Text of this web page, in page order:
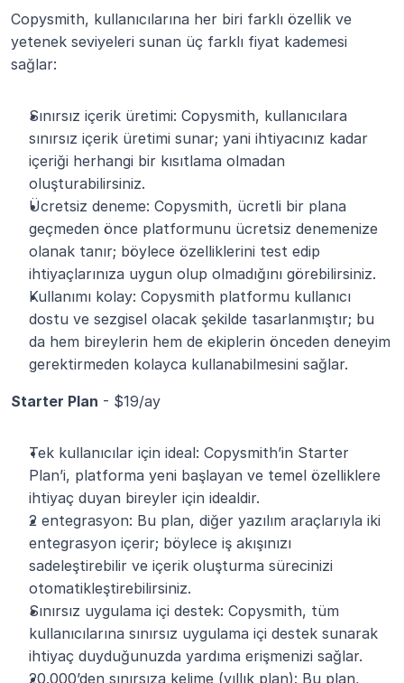
Copysmith, kullanıcılarına her biri farklı özellik ve
yetenek seviyeleri sunan üç farklı fiyat kademesi
sağlar:
Sınırsız içerik üretimi: Copysmith, kullanıcılara
sınırsız içerik üretimi sunar; yani ihtiyacınız kadar
içeriği herhangi bir kısıtlama olmadan
oluşturabilirsiniz.
Ücretsiz deneme: Copysmith, ücretli bir plana
geçmeden önce platformunu ücretsiz denemenize
olanak tanır; böylece özelliklerini test edip
ihtiyaçlarınıza uygun olup olmadığını görebilirsiniz.
Kullanımı kolay: Copysmith platformu kullanıcı
dostu ve sezgisel olacak şekilde tasarlanmıştır; bu
da hem bireylerin hem de ekiplerin önceden deneyim
gerektirmeden kolayca kullanabilmesini sağlar.
Starter Plan - $19/ay
Tek kullanıcılar için ideal: Copysmith’in Starter
Plan’i, platforma yeni başlayan ve temel özelliklere
ihtiyaç duyan bireyler için idealdir.
2 entegrasyon: Bu plan, diğer yazılım araçlarıyla iki
entegrasyon içerir; böylece iş akışınızı
sadeleştirebilir ve içerik oluşturma sürecinizi
otomatikleştirebilirsiniz.
Sınırsız uygulama içi destek: Copysmith, tüm
kullanıcılarına sınırsız uygulama içi destek sunarak
ihtiyaç duyduğunuzda yardıma erişmenizi sağlar.
20.000’den sınırsıza kelime (yıllık plan): Bu plan,